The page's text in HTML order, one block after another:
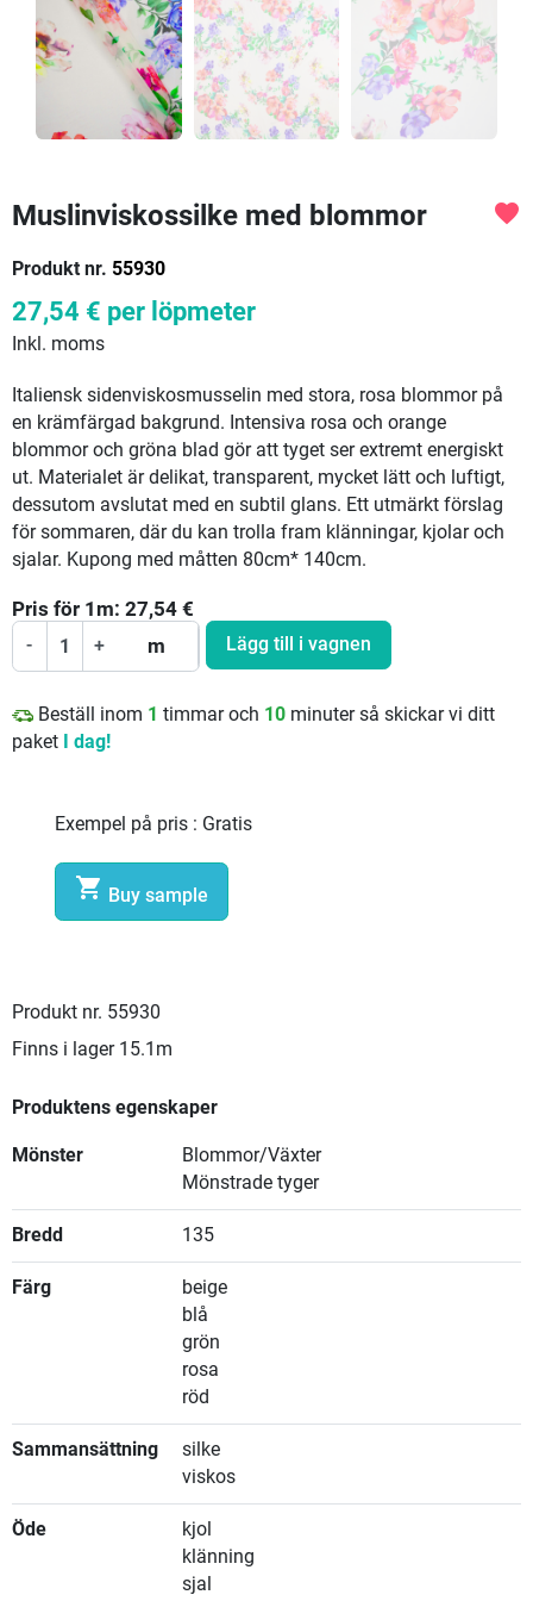
Muslinviskossilke med blommor
Produkt nr. 55930
favorite
27,54 € per löpmeter
Inkl. moms
Italiensk sidenviskosmusselin med stora, rosa blommor på
en krämfärgad bakgrund. Intensiva rosa och orange
blommor och gröna blad gör att tyget ser extremt energiskt
ut. Materialet är delikat, transparent, mycket lätt och luftigt,
dessutom avslutat med en subtil glans. Ett utmärkt förslag
för sommaren, där du kan trolla fram klänningar, kjolar och
sjalar. Kupong med måtten 80cm* 140cm.
Pris för 1 m: 27,54 €
- + m Lägg till i vagnen
Beställ inom 1 timmar och 10 minuter så skickar vi ditt
paket
I dag!
Exempel på pris : Gratis
 Buy sample
Produkt nr. 55930
Finns i lager 15.1m
Produktens egenskaper
Mönster
Blommor/Växter
Mönstrade tyger
Bredd 135
Färg
beige
blå
grön
rosa
röd
Sammansättning
silke
viskos
Öde
kjol
klänning
sjal